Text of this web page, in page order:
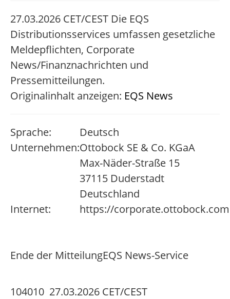
27.03.2026 CET/CEST Die EQS
Distributionsservices umfassen gesetzliche
Meldepflichten, Corporate
News/Finanznachrichten und
Pressemitteilungen.
Originalinhalt anzeigen: EQS News
Sprache:
Deutsch
Unternehmen:Ottobock SE & Co. KGaA
Max-Näder-Straße 15
37115 Duderstadt
Deutschland
Internet:
https://corporate.ottobock.com
Ende der MitteilungEQS News-Service
104010 27.03.2026 CET/CEST